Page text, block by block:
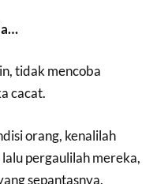
tidak mencoba
cacat.
orang, kenalilah
pergaulilah mereka,
sepantasnya.